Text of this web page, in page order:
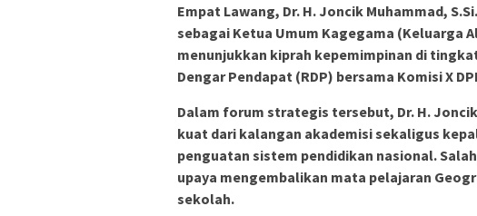
Empat Lawang, Dr. H. Joncik Muhammad,
sebagai Ketua Umum Kagegama (Keluarga
menunjukkan kiprah kepemimpinan di
Dengar Pendapat (RDP) bersama Komisi X
Dalam forum strategis tersebut, Dr. H.
kuat dari kalangan akademisi sekaligus
penguatan sistem pendidikan nasional.
upaya mengembalikan mata pelajaran
sekolah.